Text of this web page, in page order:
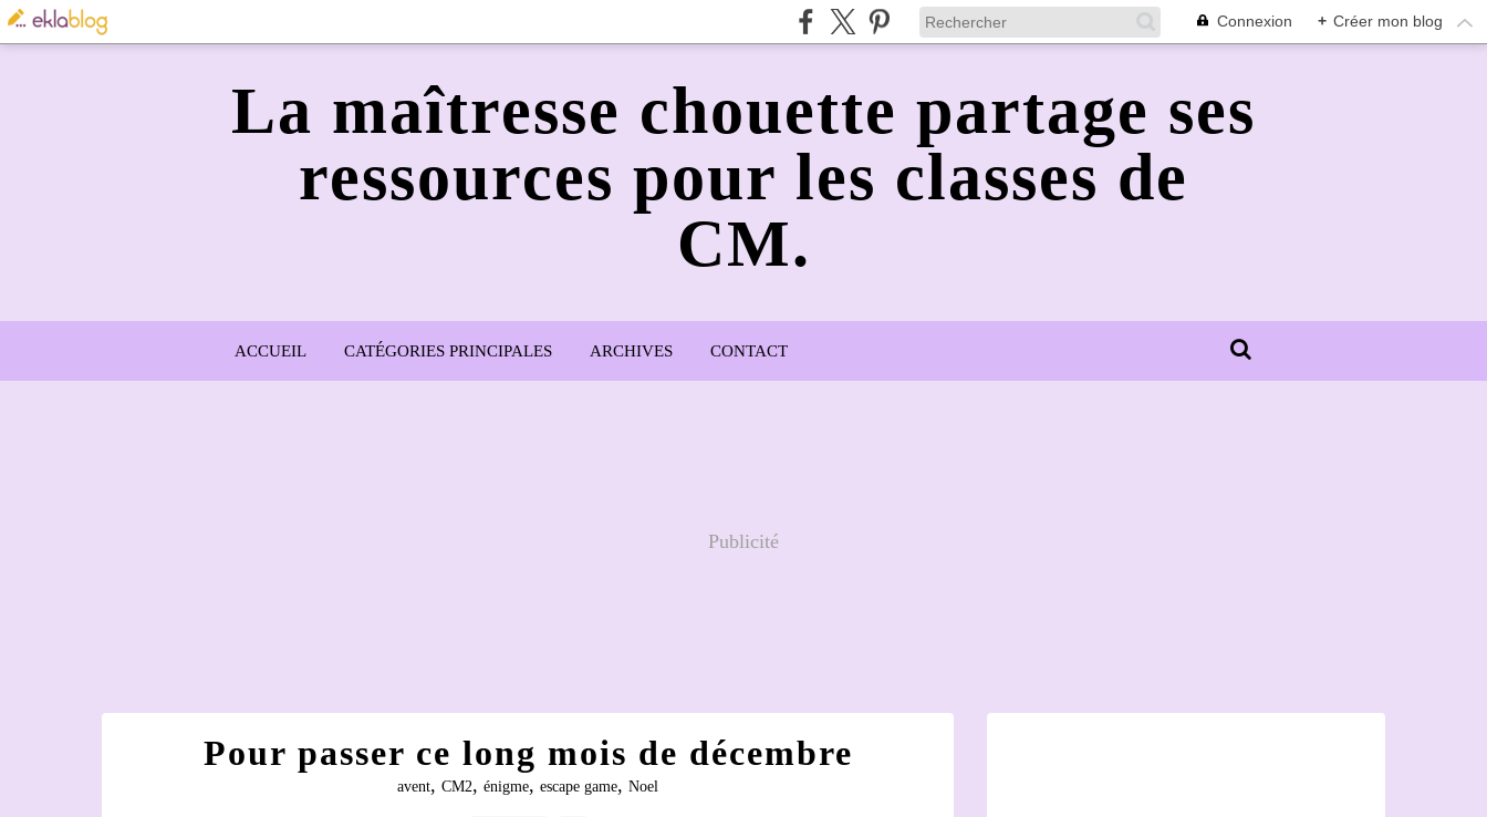
Connexion + Créer mon blog
La maîtresse chouette partage ses
ressources pour les classes de
CM.
ACCUEIL CATÉGORIES PRINCIPALES ARCHIVES CONTACT
Publicité
Pour passer ce long mois de décembre
avent, CM2, énigme, escape game, Noel